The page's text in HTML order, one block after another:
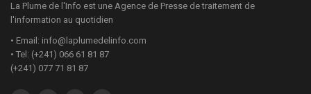
La Plume de l'Info est une Agence de Presse de traitement de
l'information au quotidien
• Email: info@laplumedelinfo.com
• Tel: (+241) 066 61 81 87
(+241) 077 71 81 87